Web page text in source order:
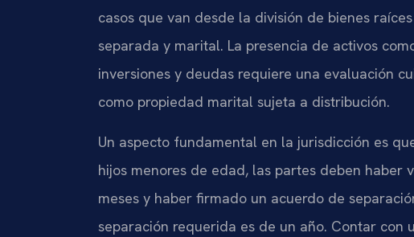
casos que van desde la división de bienes
separada y marital. La presencia de activos
inversiones y deudas requiere una evaluación
como propiedad marital sujeta a distribución.
Un aspecto fundamental en la jurisdicción es
hijos menores de edad, las partes deben haber
meses y haber firmado un acuerdo de
separación requerida es de un año. Contar con